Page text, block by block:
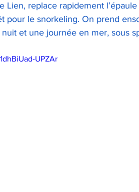
Lien, replace rapidement
pour le snorkeling. On prend
et une journée en mer, sous
UPZAr